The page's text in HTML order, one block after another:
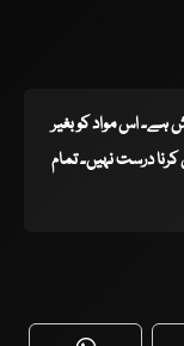
ہے۔ اس مواد کو بغیر
درست نہیں۔ تمام